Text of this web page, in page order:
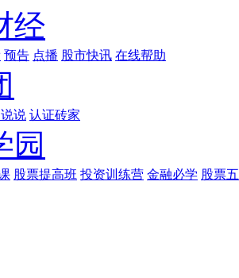
经
预告 点播 股市快讯 在线帮助
说 认证砖家
园
股票提高班 投资训练营 金融必学 股票